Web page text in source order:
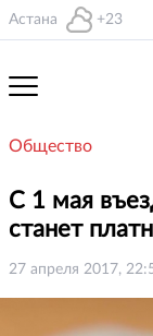
Астана +23
Общество
С 1 мая
станет
27 апреля 2017,